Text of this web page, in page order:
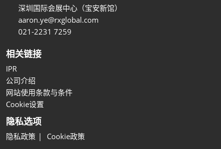
深圳国际会展中心（宝安新馆）
aaron.ye@rxglobal.com
021-2231 7259
相关链接
IPR
公司介绍
网站使用条款与条件
Cookie设置
隐私选项
隐私政策 Cookie政策